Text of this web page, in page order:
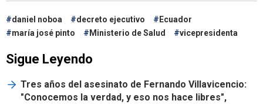
daniel noboa decreto ejecutivo
Ecuador
maría josé pinto
Ministerio de Salud vicepresidenta
Sigue Leyendo
Tres años del asesinato de Fernando Villavicencio:
"Conocemos la verdad, y eso nos hace libres",